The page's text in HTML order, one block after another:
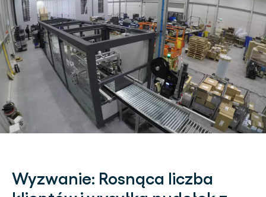
Wyzwanie: Rosnąca liczba